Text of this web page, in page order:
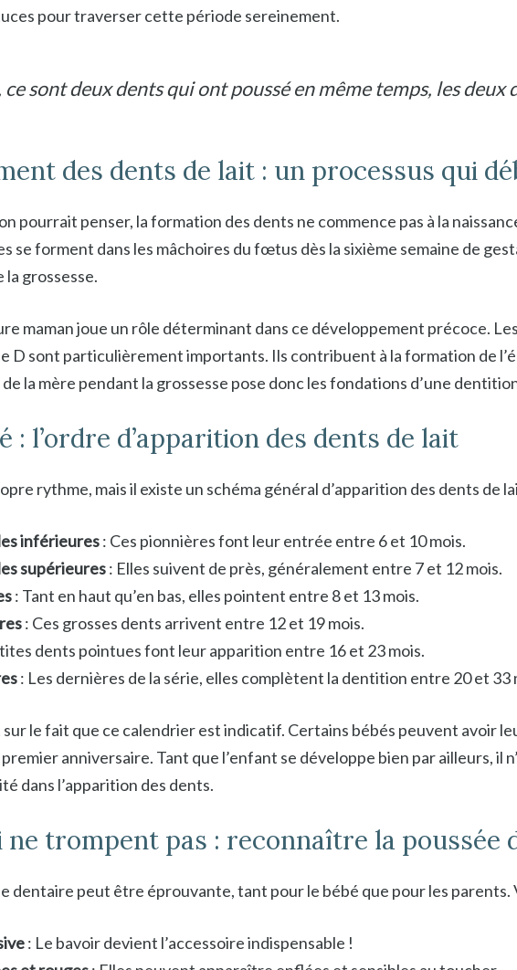
pour traverser cette période sereinement.
sont deux dents qui ont poussé en même temps, les deux
des dents de lait : un processus qui
pourrait penser, la formation des dents ne commence pas à la
se forment dans les mâchoires du fœtus dès la sixième semaine de
grossesse.
maman joue un rôle déterminant dans ce développement précoce.
D sont particulièrement importants. Ils contribuent à la formation de
la mère pendant la grossesse pose donc les fondations d’une
: l’ordre d’apparition des dents de lait
rythme, mais il existe un schéma général d’apparition des dents de
inférieures: Ces pionnières font leur entrée entre 6 et 10 mois.
supérieures: Elles suivent de près, généralement entre 7 et 12 mois.
: Tant en haut qu’en bas, elles pointent entre 8 et 13 mois.
: Ces grosses dents arrivent entre 12 et 19 mois.
dents pointues font leur apparition entre 16 et 23 mois.
: Les dernières de la série, elles complètent la dentition entre 20 et 33
le fait que ce calendrier est indicatif. Certains bébés peuvent avoir
anniversaire. Tant que l’enfant se développe bien par ailleurs, il
dans l’apparition des dents.
ne trompent pas : reconnaître la poussée
dentaire peut être éprouvante, tant pour le bébé que pour les
: Le bavoir devient l’accessoire indispensable !